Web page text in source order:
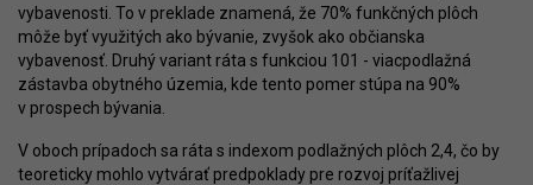
vybavenosti. To v preklade znamená, že 70% funkčných plôch
môže byť využitých ako bývanie, zvyšok ako občianska
vybavenosť. Druhý variant ráta s funkciou 101 - viacpodlažná
zástavba obytného územia, kde tento pomer stúpa na 90%
v prospech bývania.
V oboch prípadoch sa ráta s indexom podlažných plôch 2,4, čo by
teoreticky mohlo vytvárať predpoklady pre rozvoj príťažlivej